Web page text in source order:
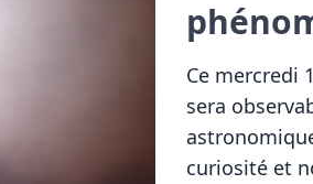
Ce mercredi
sera
curiosité et